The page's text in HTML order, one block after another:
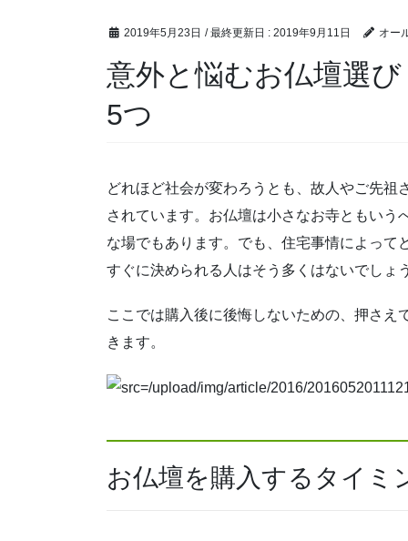
2019年5月23日 / 最終更新日 : 2019年9月11日 オー
意外と悩むお仏壇選
5つ
どれほど社会が変わろうとも、故人やご先
されています。お仏壇は小さなお寺ともい
な場でもあります。でも、住宅事情によって
すぐに決められる人はそう多くはないでしょ
ここでは購入後に後悔しないための、押さ
きます。
お仏壇を購入するタイミ